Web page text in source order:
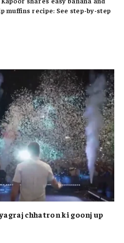
muffins recipe: See step-by-step
chhatron ki goonj up